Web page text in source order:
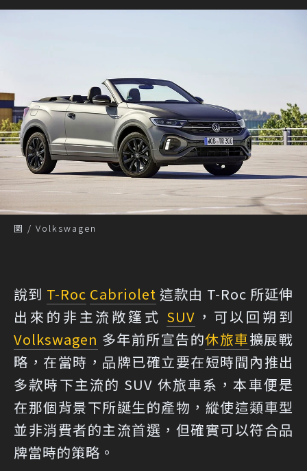
圖 / Volkswagen
說到 T-Roc Cabriolet 這款由 T-Roc 所延伸
出來的非主流敞篷式 SUV ，可以回朔到
Volkswagen 多年前所宣告的休旅車擴展戰
略，在當時，品牌已確立要在短時間內推出
多款時下主流的 SUV 休旅車系，本車便是
在那個背景下所誕生的產物，縱使這類車型
並非消費者的主流首選，但確實可以符合品
牌當時的策略。